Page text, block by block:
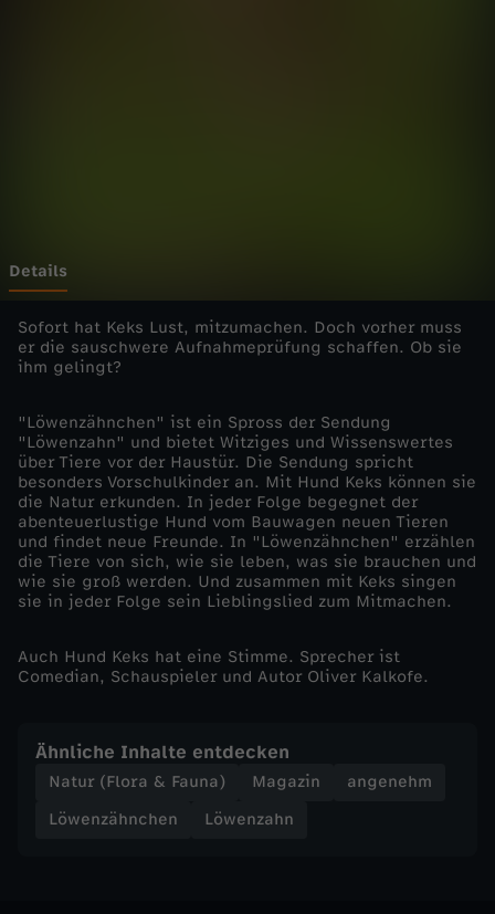
n
-
S
c
h
w
e
i
Details
Sofort hat Keks Lust, mitzumachen. Doch vorher muss
er die sauschwere Aufnahmeprüfung schaffen. Ob sie
ihm gelingt?
"Löwenzähnchen" ist ein Spross der Sendung
"Löwenzahn" und bietet Witziges und Wissenswertes
über Tiere vor der Haustür. Die Sendung spricht
besonders Vorschulkinder an. Mit Hund Keks können sie
die Natur erkunden. In jeder Folge begegnet der
abenteuerlustige Hund vom Bauwagen neuen Tieren
und findet neue Freunde. In "Löwenzähnchen" erzählen
die Tiere von sich, wie sie leben, was sie brauchen und
wie sie groß werden. Und zusammen mit Keks singen
sie in jeder Folge sein Lieblingslied zum Mitmachen.
Auch Hund Keks hat eine Stimme. Sprecher ist
Comedian, Schauspieler und Autor Oliver Kalkofe.
Ähnliche Inhalte entdecken
Natur (Flora & Fauna) Magazin
angenehm
Löwenzähnchen
Löwenzahn